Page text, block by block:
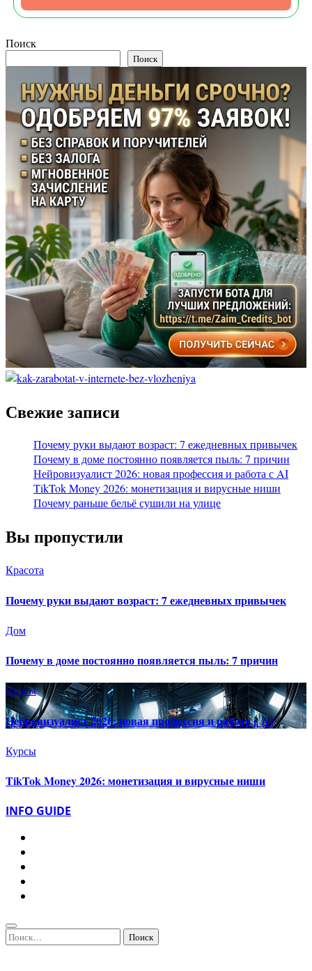
Поиск
Поиск
Свежие записи
Почему руки выдают возраст: 7 ежедневных привычек
Почему в доме постоянно появляется пыль: 7 причин
Нейровизуалист 2026: новая профессия и работа с AI
TikTok Money 2026: монетизация и вирусные ниши
Почему раньше бельё сушили на улице
Вы пропустили
Красота
Почему руки выдают возраст: 7 ежедневных привычек
Дом
Почему в доме постоянно появляется пыль: 7 причин
Курсы
Нейровизуалист 2026: новая профессия и работа с AI
Курсы
TikTok Money 2026: монетизация и вирусные ниши
INFO GUIDE
Найти: